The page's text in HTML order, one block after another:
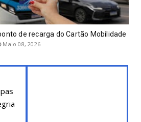
de recarga do Cartão Mobilidade
Maio 08, 2026